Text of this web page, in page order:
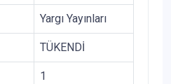
Yargı Yayınları
TÜKENDİ
1